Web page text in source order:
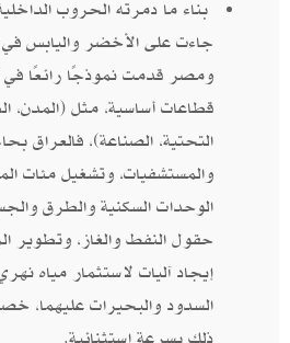
بناء ما دمرته الحروب
جاءت على الأخضر واليابس في
ومصر قدمت نموذجًا رائعًا في
قطاعات أساسية، مثل (المدن،
التحتية، الصناعة)، فالعراق
والمستشفيات، وتشغيل مئات
الوحدات السكنية والطرق
حقول النفط والغاز، وتطوير
إيجاد آليات لاستثمار مياه
السدود والبحيرات
ذلك بسرعة استثنائية.